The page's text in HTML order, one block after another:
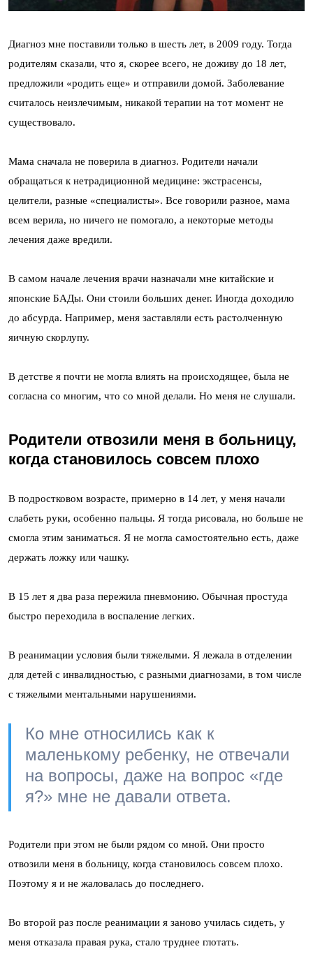
Диагноз мне поставили только в шесть лет, в 2009 году. Тогда
родителям сказали, что я, скорее всего, не доживу до 18 лет,
предложили «родить еще» и отправили домой. Заболевание
считалось неизлечимым, никакой терапии на тот момент не
существовало.
Мама сначала не поверила в диагноз. Родители начали
обращаться к нетрадиционной медицине: экстрасенсы,
целители, разные «специалисты». Все говорили разное, мама
всем верила, но ничего не помогало, а некоторые методы
лечения даже вредили.
В самом начале лечения врачи назначали мне китайские и
японские БАДы. Они стоили больших денег. Иногда доходило
до абсурда. Например, меня заставляли есть растолченную
яичную скорлупу.
В детстве я почти не могла влиять на происходящее, была не
согласна со многим, что со мной делали. Но меня не слушали.
Родители отвозили меня в больницу,
когда становилось совсем плохо
В подростковом возрасте, примерно в 14 лет, у меня начали
слабеть руки, особенно пальцы. Я тогда рисовала, но больше не
смогла этим заниматься. Я не могла самостоятельно есть, даже
держать ложку или чашку.
В 15 лет я два раза пережила пневмонию. Обычная простуда
быстро переходила в воспаление легких.
В реанимации условия были тяжелыми. Я лежала в отделении
для детей с инвалидностью, с разными диагнозами, в том числе
с тяжелыми ментальными нарушениями.
Ко мне относились как к
маленькому ребенку, не отвечали
на вопросы, даже на вопрос «где
я?» мне не давали ответа.
Родители при этом не были рядом со мной. Они просто
отвозили меня в больницу, когда становилось совсем плохо.
Поэтому я и не жаловалась до последнего.
Во второй раз после реанимации я заново училась сидеть, у
меня отказала правая рука, стало труднее глотать.